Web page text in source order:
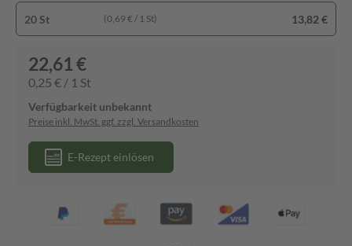
20 St (0,69 € / 1 St) 13,82 €
22,61 €
0,25 € / 1 St
Verfügbarkeit unbekannt
Preise inkl. MwSt. ggf. zzgl. Versandkosten
E-Rezept einlösen